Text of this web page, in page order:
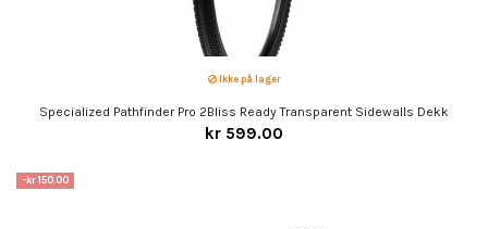
Ikke på lager
Specialized Pathfinder Pro 2Bliss Ready Transparent Sidewalls Dekk
kr 599.00
-kr 150.00